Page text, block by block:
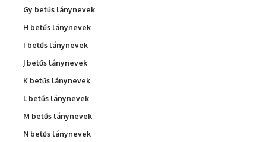
Gy betűs lánynevek
H betűs lánynevek
I betűs lánynevek
J betűs lánynevek
K betűs lánynevek
L betűs lánynevek
M betűs lánynevek
N betűs lánynevek